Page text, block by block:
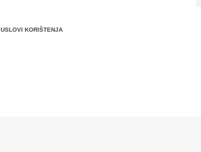
USLOVI KORIŠTENJA